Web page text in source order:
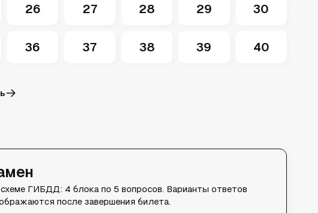
26 27 28 29 30
36 37 38 39 40
ГИБДД: 4 блока по 5 вопросов. Варианты ответов
после завершения билета.